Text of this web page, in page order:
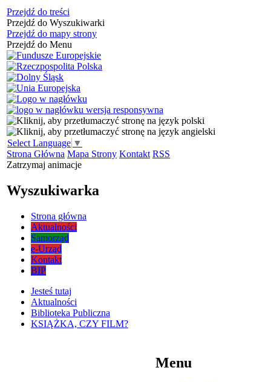
Przejdź do treści
Przejdź do Wyszukiwarki
Przejdź do mapy strony
Przejdź do Menu
Select Language ▼
Strona Główna Mapa Strony Kontakt RSS
Zatrzymaj animacje
Wyszukiwarka
Strona główna
Aktualności
Samorząd
e-Urząd
Kontakt
BIP
Jesteś tutaj
Aktualności
Biblioteka Publiczna
KSIĄŻKA, CZY FILM?
Menu